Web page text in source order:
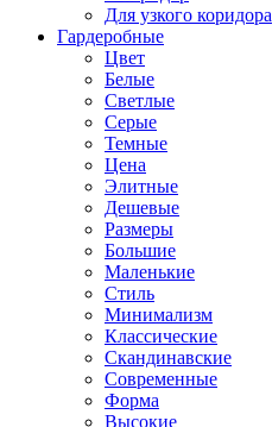
Для узкого коридора
Гардеробные
Цвет
Белые
Светлые
Серые
Темные
Цена
Элитные
Дешевые
Размеры
Большие
Маленькие
Стиль
Минимализм
Классические
Скандинавские
Современные
Форма
Высокие